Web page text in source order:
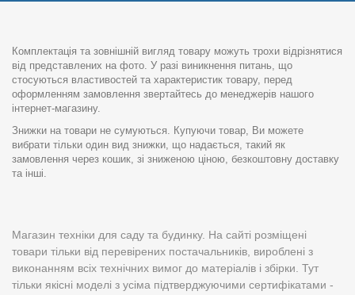
Комплектація та зовнішній вигляд товару можуть трохи відрізнятися
від представлених на фото. У разі виникнення питань, що
стосуються властивостей та характеристик товару, перед
оформленням замовлення звертайтесь до менеджерів нашого
інтернет-магазину.
Знижки на товари не сумуються. Купуючи товар, Ви можете
вибрати тільки один вид знижки, що надається, такий як
замовлення через кошик, зі зниженою ціною, безкоштовну доставку
та інші.
Магазин техніки для саду та будинку. На сайті розміщені
товари тільки від перевірених постачальників, вироблені з
виконанням всіх технічних вимог до матеріалів і збірки. Тут
тільки якісні моделі з усіма підтверджуючими сертифікатами -